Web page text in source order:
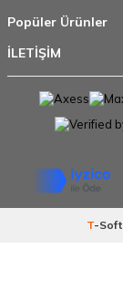
Popüler Ürünler
İLETİŞİM
T-Soft